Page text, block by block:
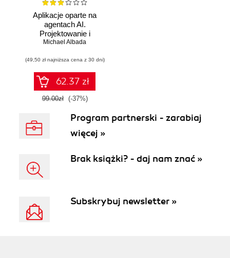
Aplikacje oparte na
agentach AI.
Projektowanie i
wdrażanie
wieloagentowych
Michael Albada
(49,50 zł najniższa cena z 30 dni)
62.37 zł
99.00zł (-37%)
Program partnerski - zarabiaj
więcej »
Brak książki? - daj nam znać »
Subskrybuj newsletter »